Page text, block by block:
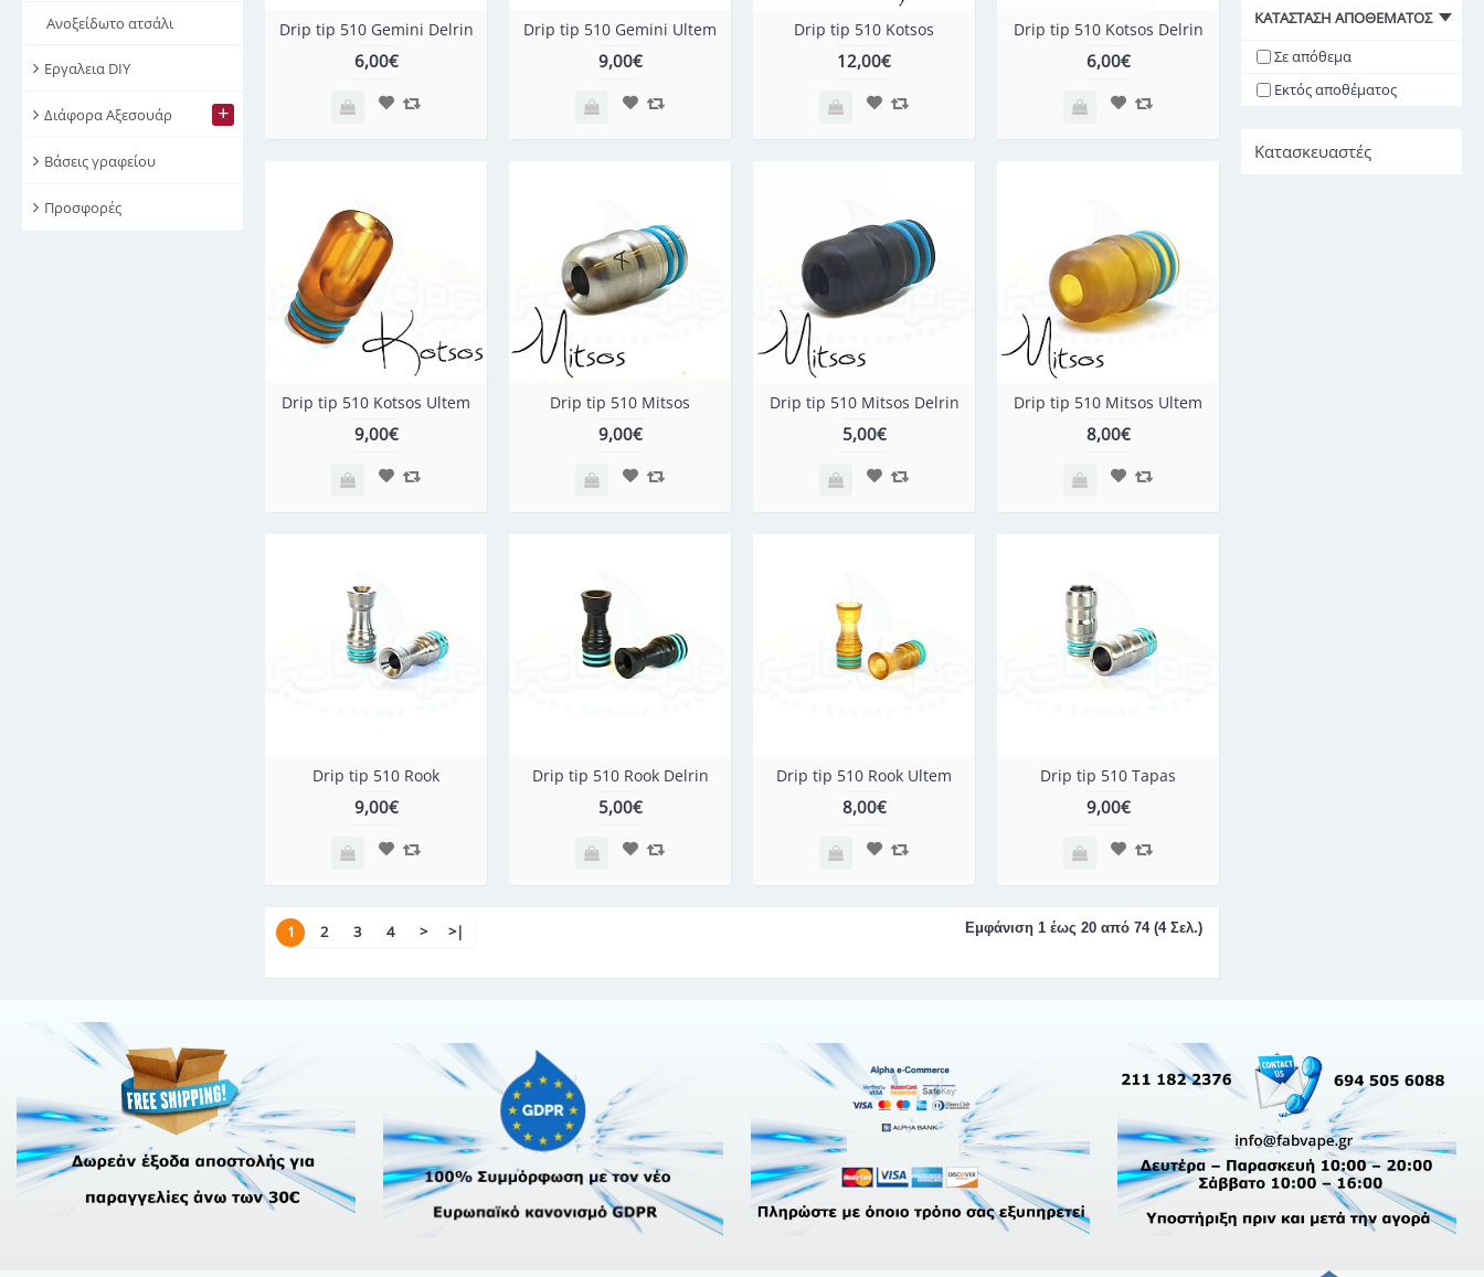
Ανοξείδωτο ατσάλι
Εργαλεια DIY
Διάφορα Αξεσουάρ +
Βάσεις γραφείου
Προσφορές
ΚΑΤΆΣΤΑΣΗ ΑΠΟΘΈΜΑΤΟΣ
Σε απόθεμα
Εκτός αποθέματος
Κατασκευαστές
Drip tip 510 Gemini Delrin
6,00€
Drip tip 510 Gemini Ultem
9,00€
Drip tip 510 Kotsos
12,00€
Drip tip 510 Kotsos Delrin
6,00€
Drip tip 510 Kotsos Ultem
9,00€
Drip tip 510 Mitsos
9,00€
Drip tip 510 Mitsos Delrin
5,00€
Drip tip 510 Mitsos Ultem
8,00€
Drip tip 510 Rook
9,00€
Drip tip 510 Rook Delrin
5,00€
Drip tip 510 Rook Ultem
8,00€
Drip tip 510 Tapas
9,00€
1 2 3 4 > >| Εμφάνιση 1 έως 20 από 74 (4 Σελ.)